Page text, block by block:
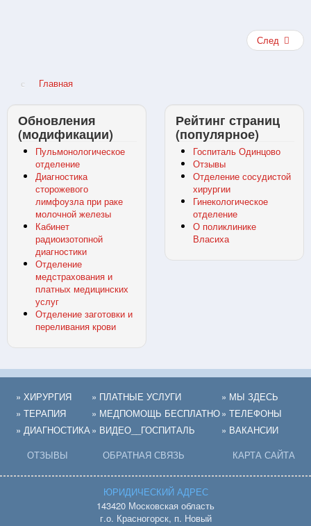
След
Главная
Обновления
(модификации)
Пульмонологическое
отделение
Диагностика
сторожевого
лимфоузла при раке
молочной железы
Кабинет
радиоизотопной
диагностики
Отделение
медстрахования и
платных медицинских
услуг
Отделение заготовки и
переливания крови
Рейтинг страниц
(популярное)
Госпиталь Одинцово
Отзывы
Отделение сосудистой
хирургии
Гинекологическое
отделение
О поликлинике
Власиха
» ХИРУРГИЯ
» ТЕРАПИЯ
» ДИАГНОСТИКА
ОТЗЫВЫ
» ПЛАТНЫЕ УСЛУГИ
» МЕДПОМОЩЬ БЕСПЛАТНО
» ВИДЕО__ГОСПИТАЛЬ
ОБРАТНАЯ СВЯЗЬ
» МЫ ЗДЕСЬ
» ТЕЛЕФОНЫ
» ВАКАНСИИ
КАРТА САЙТА
ЮРИДИЧЕСКИЙ АДРЕС
143420 Московская область
г.о. Красногорск, п. Новый